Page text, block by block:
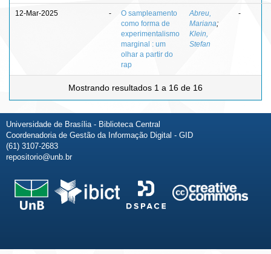
12-Mar-2025 -
O sampleamento
como forma de
experimentalismo
marginal : um
olhar a partir do
rap
Abreu,
Mariana;
Klein,
Stefan
-
Mostrando resultados 1 a 16 de 16
Universidade de Brasília - Biblioteca Central
Coordenadoria de Gestão da Informação Digital - GID
(61) 3107-2683
repositorio@unb.br